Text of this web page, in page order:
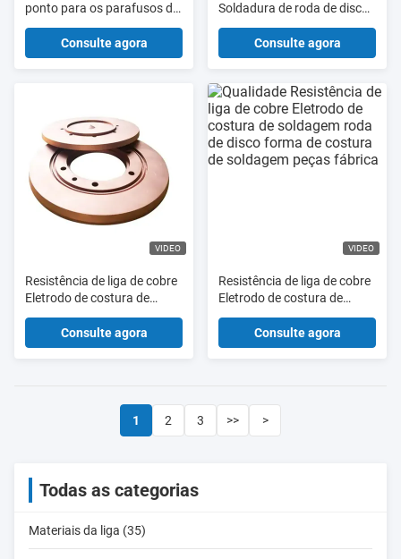
ponto para os parafusos da
soldadura de projeção e os
parafusos CuCrZr
Consulte agora
Soldadura de roda de disco
forma de costura
Soldadores de peças
Consulte agora
VIDEO
Resistência de liga de cobre
Eletrodo de costura de
soldagem roda de disco
forma de costura de
soldagem peças
Consulte agora
VIDEO
Resistência de liga de cobre
Eletrodo de costura de
soldagem roda de disco
forma de costura de
soldagem peças
Consulte agora
1 2 3 >> >
Todas as categorias
Materiais da liga (35)